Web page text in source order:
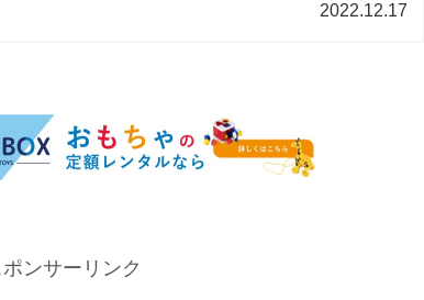
2022.12.17
ポンサーリンク